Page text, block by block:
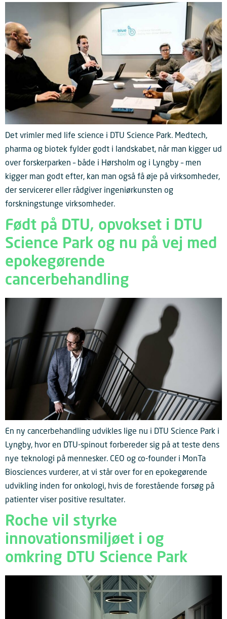
Det vrimler med life science i DTU Science Park. Medtech,
pharma og biotek fylder godt i landskabet, når man kigger ud
over forskerparken – både i Hørsholm og i Lyngby – men
kigger man godt efter, kan man også få øje på virksomheder,
der servicerer eller rådgiver ingeniørkunsten og
forskningstunge virksomheder.
Født på DTU, opvokset i DTU
Science Park og nu på vej med
epokegørende
cancerbehandling
En ny cancerbehandling udvikles lige nu i DTU Science Park i
Lyngby, hvor en DTU-spinout forbereder sig på at teste dens
nye teknologi på mennesker. CEO og co-founder i MonTa
Biosciences vurderer, at vi står over for en epokegørende
udvikling inden for onkologi, hvis de forestående forsøg på
patienter viser positive resultater.
Roche vil styrke
innovationsmiljøet i og
omkring DTU Science Park